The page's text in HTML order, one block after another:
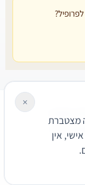
פרטיות
מצטברת
אין
×